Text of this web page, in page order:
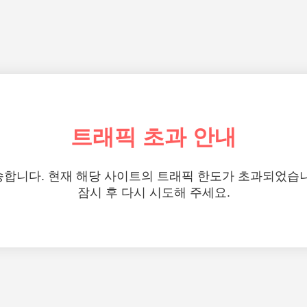
트래픽 초과 안내
합니다. 현재 해당 사이트의 트래픽 한도가 초과되었습
잠시 후 다시 시도해 주세요.